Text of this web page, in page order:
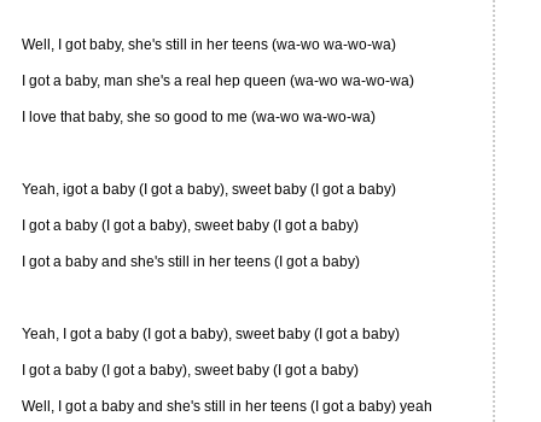
Well, I got baby, she's still in her teens (wa-wo wa-wo-wa)
I got a baby, man she's a real hep queen (wa-wo wa-wo-wa)
I love that baby, she so good to me (wa-wo wa-wo-wa)
Yeah, igot a baby (I got a baby), sweet baby (I got a baby)
I got a baby (I got a baby), sweet baby (I got a baby)
I got a baby and she's still in her teens (I got a baby)
Yeah, I got a baby (I got a baby), sweet baby (I got a baby)
I got a baby (I got a baby), sweet baby (I got a baby)
Well, I got a baby and she's still in her teens (I got a baby) yeah